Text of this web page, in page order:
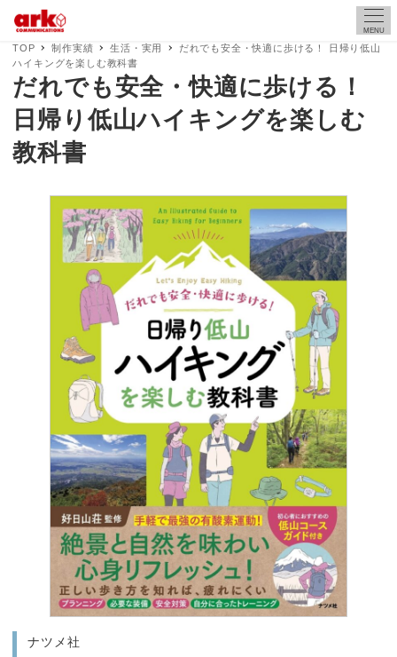
MENU
TOP 制作実績 生活・実用
だれでも安全・快適に歩ける！ 日帰り低山
ハイキングを楽しむ教科書
だれでも安全・快適に歩ける！
日帰り低山ハイキングを楽しむ
教科書
ナツメ社